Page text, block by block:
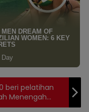
beri pelatihan
Menengah